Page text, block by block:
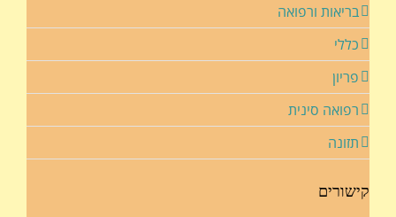
בריאות ורפואה
כללי
פריון
רפואה סינית
תזונה
קישורים